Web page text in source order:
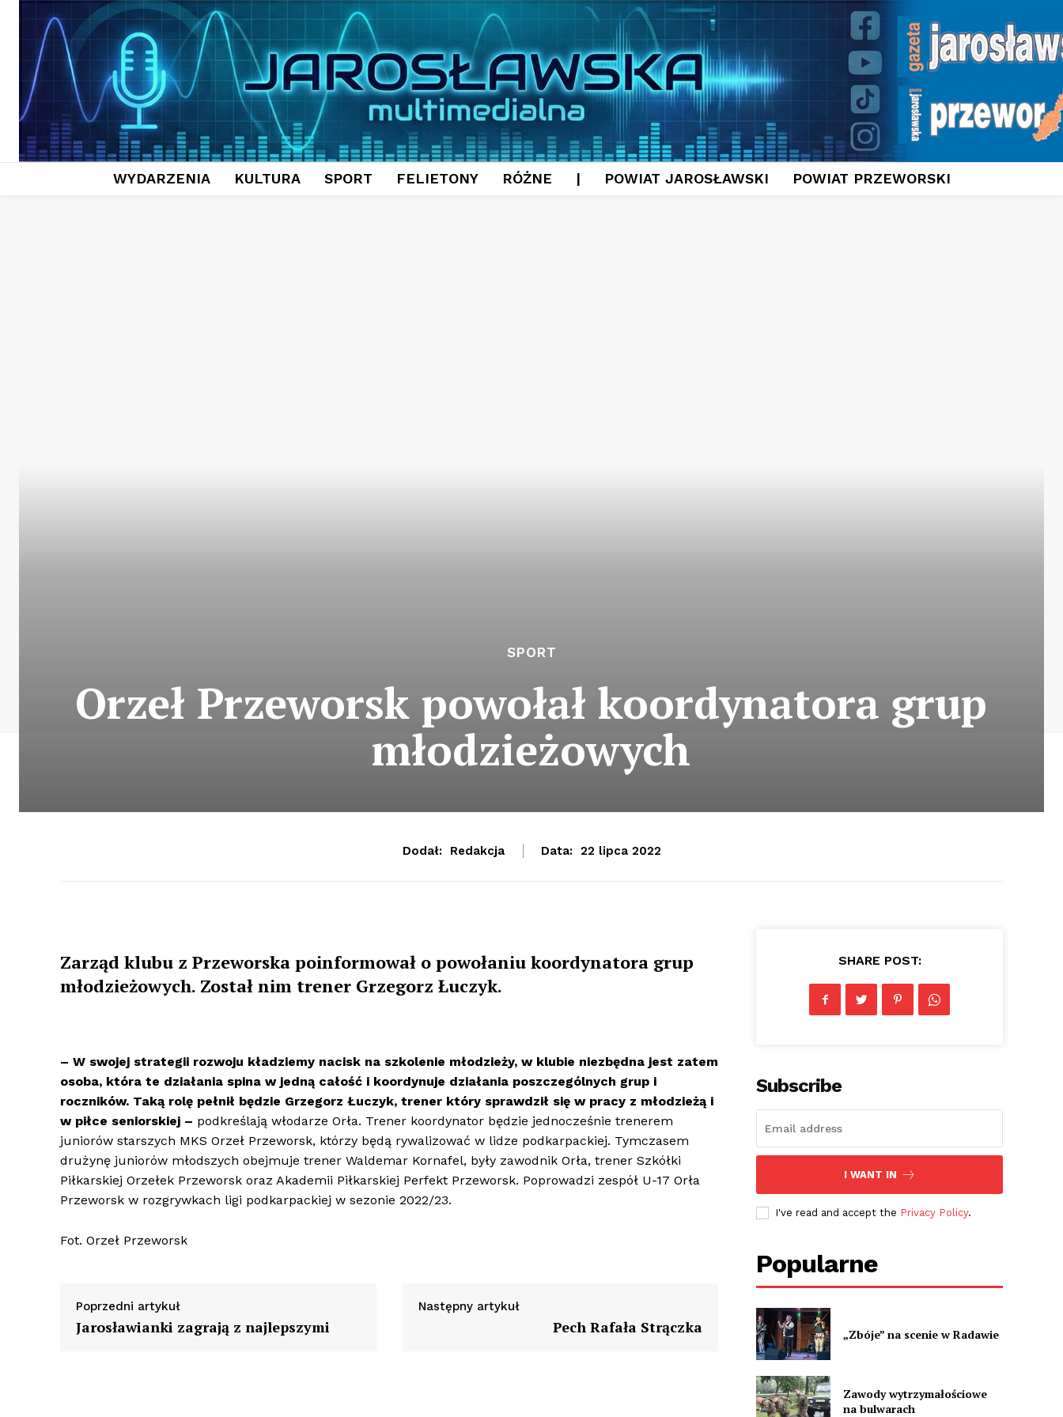
WYDARZENIA KULTURA SPORT FELIETONY RÓŻNE | POWIAT JAROSŁAWSKI POWIAT PRZEWORSKI
SPORT
Orzeł Przeworsk powołał koordynatora grup
młodzieżowych
Dodał: Redakcja Data: 22 lipca 2022
Zarząd klubu z Przeworska poinformował o powołaniu koordynatora grup
młodzieżowych. Został nim trener Grzegorz Łuczyk.
– W swojej strategii rozwoju kładziemy nacisk na szkolenie młodzieży, w klubie niezbędna jest zatem
osoba, która te działania spina w jedną całość i koordynuje działania poszczególnych grup i
roczników. Taką rolę pełnił będzie Grzegorz Łuczyk, trener który sprawdził się w pracy z młodzieżą i
w piłce seniorskiej – podkreślają włodarze Orła. Trener koordynator będzie jednocześnie trenerem
juniorów starszych MKS Orzeł Przeworsk, którzy będą rywalizować w lidze podkarpackiej. Tymczasem
drużynę juniorów młodszych obejmuje trener Waldemar Kornafel, były zawodnik Orła, trener Szkółki
Piłkarskiej Orzełek Przeworsk oraz Akademii Piłkarskiej Perfekt Przeworsk. Poprowadzi zespół U-17 Orła
Przeworsk w rozgrywkach ligi podkarpackiej w sezonie 2022/23.
Fot. Orzeł Przeworsk
Poprzedni artykuł
Jarosławianki zagrają z najlepszymi
Następny artykuł
Pech Rafała Strączka
SHARE POST:
Subscribe
I WANT IN
I've read and accept the Privacy Policy.
Popularne
„Zbóje” na scenie w Radawie
Zawody wytrzymałościowe
na bulwarach